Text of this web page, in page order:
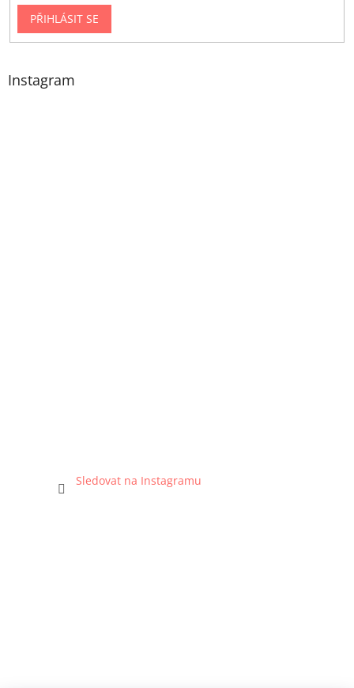
PŘIHLÁSIT SE
Instagram
Sledovat na Instagramu